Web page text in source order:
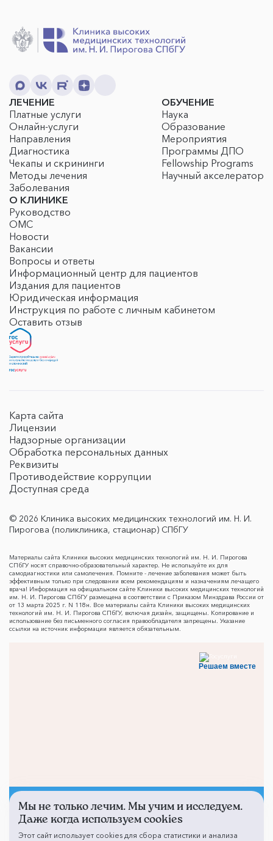
ЛЕЧЕНИЕ
Платные услуги
Онлайн-услуги
Направления
Диагностика
Чекапы и скрининги
Методы лечения
Заболевания
ОБУЧЕНИЕ
Наука
Образование
Мероприятия
Программы ДПО
Fellowship Programs
Научный акселератор
О КЛИНИКЕ
Руководство
ОМС
Новости
Вакансии
Вопросы и ответы
Информационный центр для пациентов
Издания для пациентов
Юридическая информация
Инструкция по работе с личным кабинетом
Оставить отзыв
Карта сайта
Лицензии
Надзорные организации
Обработка персональных данных
Реквизиты
Противодействие коррупции
Доступная среда
© 2026 Клиника высоких медицинских технологий им. Н. И.
Пирогова (поликлиника, стационар) СПбГУ
Материалы сайта Клиники высоких медицинских технологий им. Н. И. Пирогова
СПбГУ носят справочно-образовательный характер. Не используйте их для
самодиагностики или самолечения. Помните - лечение заболевания может быть
эффективным только при следовании всем рекомендациям и назначениям лечащего
врача! Информация на официальном сайте Клиники высоких медицинских технологий
им. Н. И. Пирогова СПбГУ размещена в соответствии с Приказом Минздрава России от
от 13 марта 2025 г. N 118н. Все материалы сайта Клиники высоких медицинских
технологий им. Н. И. Пирогова СПбГУ, включая дизайн, защищены. Копирование и
использование без письменного согласия правообладателя запрещены. Указание
ссылки на источник информации является обязательным.
Решаем вместе
Не смогли записаться к
врачу?
Мы не только лечим. Мы учим и исследуем.
Даже когда используем cookies
Этот сайт использует cookies для сбора статистики и анализа